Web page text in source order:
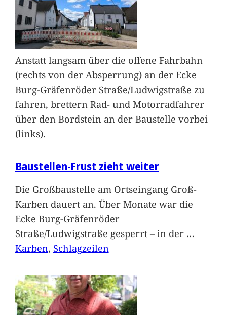
Anstatt langsam über die offene Fahrbahn
(rechts von der Absperrung) an der Ecke
Burg-Gräfenröder Straße/Ludwigstraße zu
fahren, brettern Rad- und Motorradfahrer
über den Bordstein an der Baustelle vorbei
(links).
Baustellen-Frust zieht weiter
Die Großbaustelle am Ortseingang Groß-
Karben dauert an. Über Monate war die
Ecke Burg-Gräfenröder
Straße/Ludwigstraße gesperrt – in der …
Karben, Schlagzeilen